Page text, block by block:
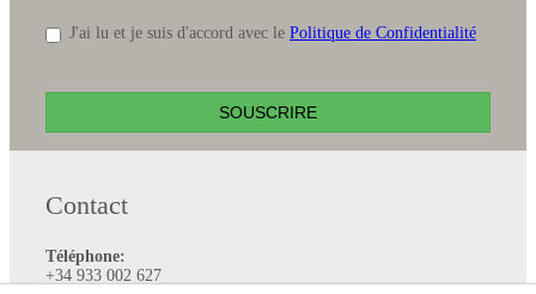
J'ai lu et je suis d'accord avec le Politique de Confidentialité
SOUSCRIRE
Contact
Téléphone:
+34 933 002 627